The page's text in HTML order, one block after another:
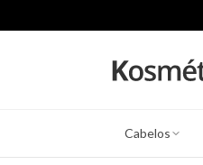
Cabelos